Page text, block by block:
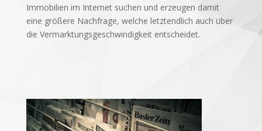
Immobilien im Internet suchen und erzeugen damit
eine größere Nachfrage, welche letztendlich auch über
die Vermarktungsgeschwindigkeit entscheidet.